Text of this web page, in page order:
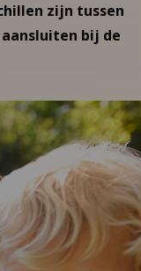
zijn tussen
bij de